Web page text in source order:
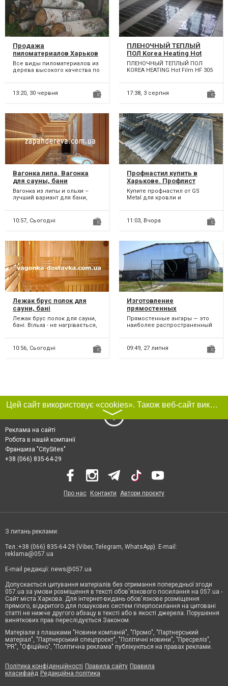
Продажа
пиломатериалов Харьков
Все виды пиломатериалов из
дерева высокого качества по
сотрудничество и жде...
13:20, 30 червня
ПЛЕНОЧНЫЙ ТЕПЛЫЙ
ПОЛ Korea Heating Hot
Film HF 305 Высокого
качества
ПЛЕНОЧНЫЙ ТЕПЛЫЙ ПОЛ
KOREA HEATING Hot Film HF 305
50 см. (80-100 см.)...
17:38, 3 серпня
Вагонка липа. Вагонка
для сауны, бани
Вагонка из липы и ольхи –
лучший вариант для бани,
материал, который п...
10:57, Сьогодні
Профнастил купить в
Харькове. Профлист
Низкая цена!
Купите профнастил от GS
Metal для кровли и
ассортимент цветов и типов.
Быстрая д...
11:03, Вчора
Лежак брус полок для
сауни, бані
Лежак брус полок для сауни,
бані. Вільха - не нагрівається,
мм. Ши...
10:56, Сьогодні
Изготовление
прямостенных
Ангаров,зернохранилищ,
складов
Прямостенные ангары — это
наиболее распространенный
правило, представляют из с...
09:49, 27 липня
Цей сайт використовує «cookies». Також веб-сайт використовує інтернет-сервіс для збору технічних даних стосовно відвідувачів з метою отримання маркетингової та статистичної інформації. Умови обробки даних відвідувачів сайту див.
〉
Реклама на сайті
Робота в нашій компанії
Франшиза "CitySites"
+38 (066) 835-64-29
Про нас Контакти Автори проєкту
З питань реклами:
Тел.:+38 (066) 835-64-29 (Viber, Telegram, WhatsApp). E-mail:
reklama@057.ua
E-mail редакції: news@057.ua
Допускається цитування матеріалів без отримання попередньої згоди
057.ua за умови розміщення в тексті обов'язкового посилання на 057.ua -
Сайт міста Харкова. Для інтернет-видань обов'язкове розміщення
прямого, відкритого для пошукових систем гіперпосилання на цитовані
статті не нижче другого абзацу в тексті або в якості джерела. Порушення
виняткових прав переслідується Законом.
Матеріали з плашками "Новини компаній", "Промо", "Партнерський
матеріал", "Партнерський спецпроєкт", "Політичні новини", "Пресреліз",
"PR", "Офіційно", "Політична реклама" публікуються на правах реклами.
Політика конфіденційності Правила сайту Правила
класифайд Редакційна політика